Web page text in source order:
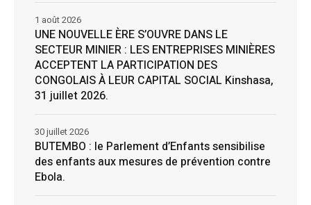
UNE NOUVELLE ÈRE S’OUVRE DANS LE
SECTEUR MINIER : LES ENTREPRISES MINIÈRES
ACCEPTENT LA PARTICIPATION DES
CONGOLAIS À LEUR CAPITAL SOCIAL Kinshasa,
31 juillet 2026.
1 août 2026
BUTEMBO : le Parlement d’Enfants sensibilise
des enfants aux mesures de prévention contre
Ebola.
30 juillet 2026